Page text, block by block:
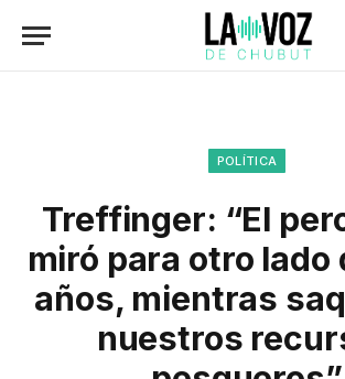
POLÍTICA
Treffinger: “El
miró para otro lado
años, mientras
nuestros